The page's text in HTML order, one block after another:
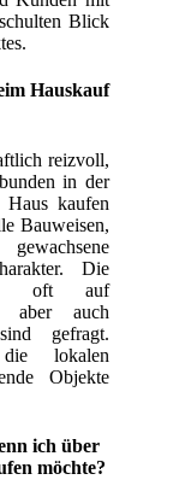
Blick
Hauskauf
reizvoll,
in der
kaufen
Bauweisen,
Die
oft auf
aber auch
gefragt.
lokalen
Objekte
ich über
möchte?